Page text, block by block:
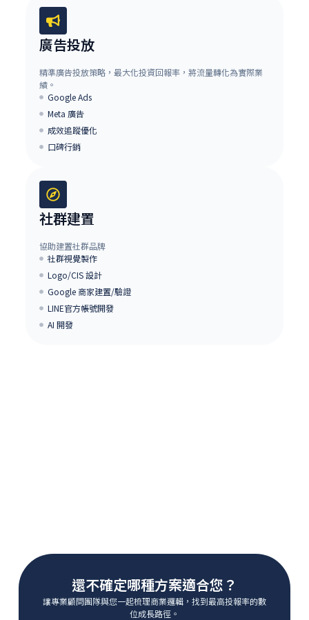
廣告投放
精準廣告投放策略，最大化投資回報率，將流量轉化為實際業
績。
Google Ads
Meta 廣告
成效追蹤優化
口碑行銷
社群建置
協助建置社群品牌
社群視覺製作
Logo/CIS 設計
Google 商家建置/驗證
LINE官方帳號開發
AI 開發
還不確定哪種方案適合您？
讓專業顧問團隊與您一起梳理商業邏輯，找到最高投報率的數
位成長路徑。